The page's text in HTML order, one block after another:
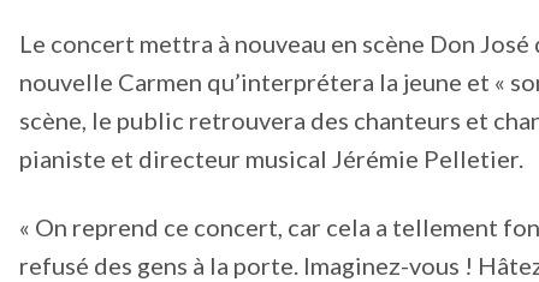
Le concert mettra à nouveau en scène Don
nouvelle Carmen qu’interprétera la jeune et «
scène, le public retrouvera des chanteurs et
pianiste et directeur musical Jérémie Pelletier.
« On reprend ce concert, car cela a tellement
refusé des gens à la porte. Imaginez-vous !